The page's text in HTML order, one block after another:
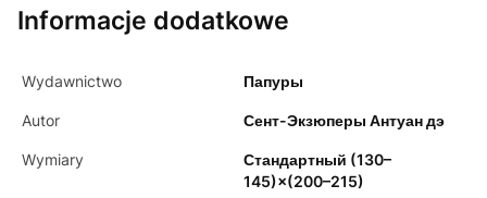
Informacje dodatkowe
Wydawnictwo Папуры
Autor Сент-Экзюперы Антуан дэ
Wymiary
Стандартный (130–
145)×(200–215)